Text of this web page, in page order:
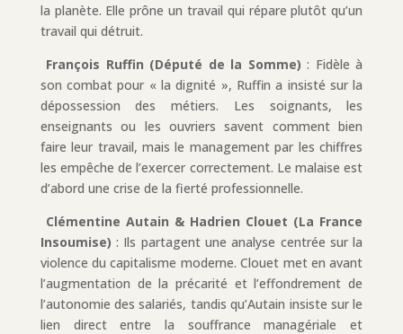
la planète. Elle prône un travail qui répare plutôt qu’un
travail qui détruit.
François Ruffin (Député de la Somme) : Fidèle à
son combat pour « la dignité », Ruffin a insisté sur la
dépossession des métiers. Les soignants, les
enseignants ou les ouvriers savent comment bien
faire leur travail, mais le management par les chiffres
les empêche de l’exercer correctement. Le malaise est
d’abord une crise de la fierté professionnelle.
Clémentine Autain & Hadrien Clouet (La France
Insoumise) : Ils partagent une analyse centrée sur la
violence du capitalisme moderne. Clouet met en avant
l’augmentation de la précarité et l’effondrement de
l’autonomie des salariés, tandis qu’Autain insiste sur le
lien direct entre la souffrance managériale et